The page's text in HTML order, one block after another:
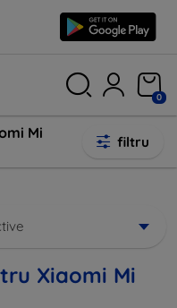
0
Mi
filtru
Xiaomi Mi